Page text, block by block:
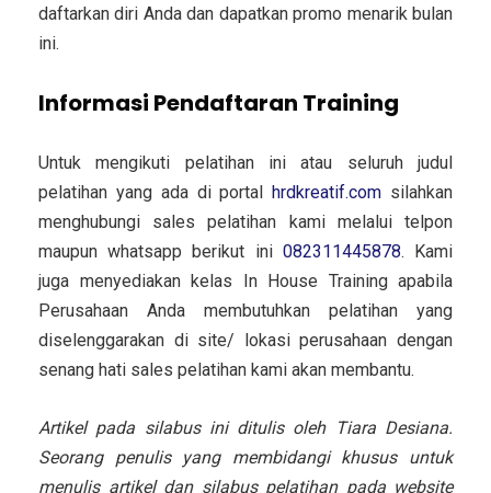
daftarkan diri Anda dan dapatkan promo menarik bulan
ini.
Informasi Pendaftaran Training
Untuk mengikuti pelatihan ini atau seluruh judul
pelatihan yang ada di portal hrdkreatif.com silahkan
menghubungi sales pelatihan kami melalui telpon
maupun whatsapp berikut ini 082311445878. Kami
juga menyediakan kelas In House Training apabila
Perusahaan Anda membutuhkan pelatihan yang
diselenggarakan di site/ lokasi perusahaan dengan
senang hati sales pelatihan kami akan membantu.
Artikel pada silabus ini ditulis oleh Tiara Desiana.
Seorang penulis yang membidangi khusus untuk
menulis artikel dan silabus pelatihan pada website